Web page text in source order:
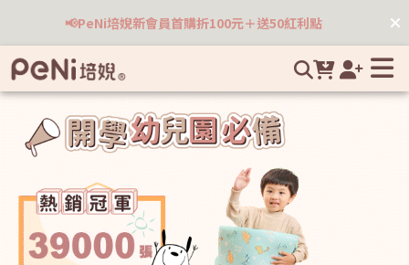
專家
📢PeNi培婗新會員首購折100元＋送50紅利點